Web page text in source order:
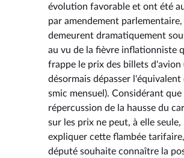
évolution favorable et ont été
par amendement parlementaire,
demeurent dramatiquement
au vu de la fièvre inflationniste
frappe le prix des billets d'avion
désormais dépasser l'équivalent
smic mensuel). Considérant que
répercussion de la hausse du
sur les prix ne peut, à elle seule,
expliquer cette flambée
député souhaite connaître la